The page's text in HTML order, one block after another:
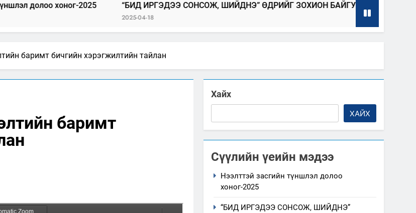
хоног-2025 “БИД ИРГЭДЭЭ СОНСОЖ, ШИЙДНЭ” ӨДРИЙГ ЗОХИОН БАЙГУУЛНА 2025-04-08
баримт бичгийн хэрэгжилтийн тайлан
баримт
Хайх
ХАЙХ
Сүүлийн үеийн мэдээ
Нээлттэй засгийн түншлэл долоо
хоног-2025
“БИД ИРГЭДЭЭ СОНСОЖ, ШИЙДНЭ”